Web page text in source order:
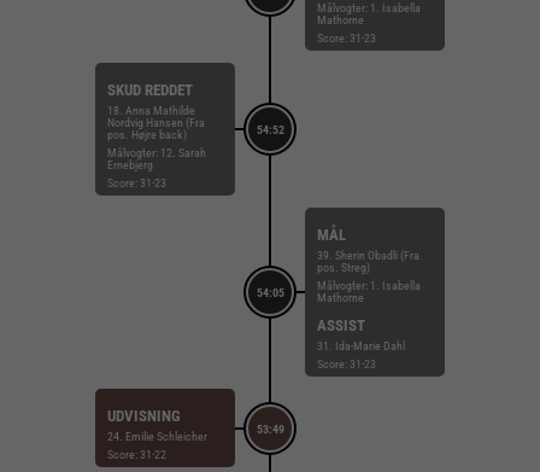
Målvogter: 1. Isabella
Mathorne
Score: 31-23
54:52
SKUD REDDET
18. Anna Mathilde
Nordvig Hansen (Fra
pos. Højre back)
Målvogter: 12. Sarah
Ernebjerg
Score: 31-23
54:05
MÅL
39. Sherin Obadli (Fra
pos. Streg)
Målvogter: 1. Isabella
Mathorne
ASSIST
31. Ida-Marie Dahl
Score: 31-23
53:49
UDVISNING
24. Emilie Schleicher
Score: 31-22